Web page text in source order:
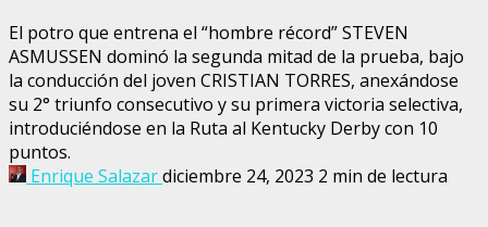
El potro que entrena el “hombre récord” STEVEN
ASMUSSEN dominó la segunda mitad de la prueba, bajo
la conducción del joven CRISTIAN TORRES, anexándose
su 2° triunfo consecutivo y su primera victoria selectiva,
introduciéndose en la Ruta al Kentucky Derby con 10
puntos.
Enrique Salazardiciembre 24, 2023 2 min de lectura